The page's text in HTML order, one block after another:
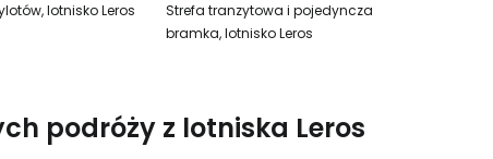
lotnisko Leros
Strefa tranzytowa i pojedyncza
bramka, lotnisko Leros
podróży z lotniska Leros